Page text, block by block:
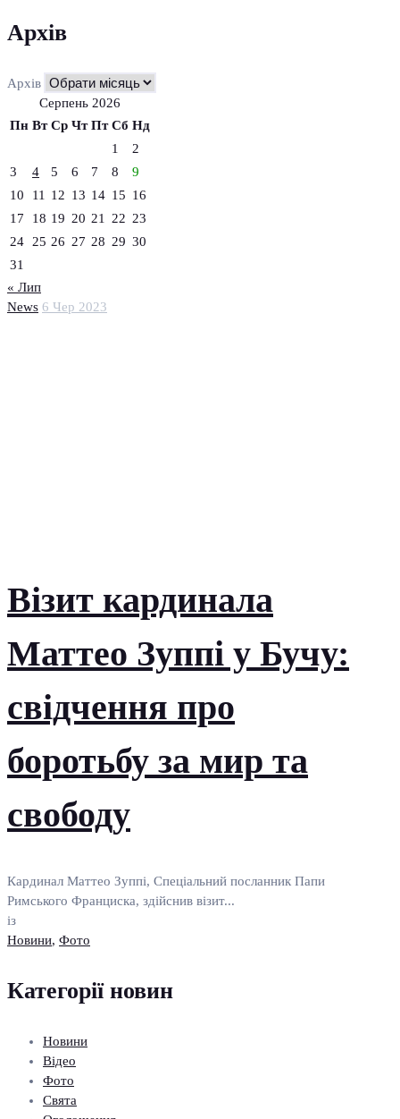
News 6 Чер 2023
Візит кардинала
Маттео Зуппі у Бучу:
свідчення про
боротьбу за мир та
свободу
Кардинал Маттео Зуппі, Спеціальний посланник Папи
Римського Франциска, здійснив візит...
із
Новини, Фото
Архів
Архів
Серпень 2026
Пн Вт Ср Чт Пт Сб Нд
1
2
3
4 5 6 7 8
9
10
11 12 13 14 15 16
17
18 19 20 21 22 23
24
25 26 27 28 29 30
31
« Лип
Категорії новин
Новини
Відео
Фото
Свята